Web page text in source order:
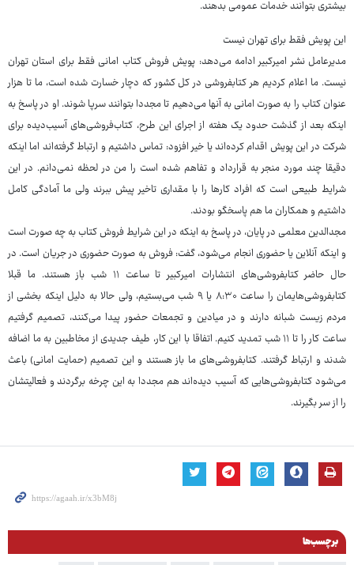
بیشتری بتوانند خدمات عمومی بدهند.
این پویش فقط برای تهران نیست
مدیرعامل نشر امیرکبیر ادامه می‌دهد: پویش فروش کتاب امانی فقط برای استان تهران
نیست. ما اعلام کردیم هر کتابفروشی در کل کشور که دچار خسارت شده است، ما تا هزار
عنوان کتاب را به صورت امانی به آنها می‌دهیم تا مجددا بتوانند سرپا شوند. او در پاسخ به
اینکه بعد از گذشت حدود یک هفته از اجرای این طرح، کتاب‌فروشی‌های آسیب‌دیده برای
شرکت در این پویش اقدام کرده‌اند یا خیر افزود: تماس داشتیم و ارتباط گرفته‌اند اما اینکه
دقیقا چند مورد منجر به قرارداد و تفاهم شده است را من در لحظه نمی‌دانم. در این
شرایط طبیعی است که افراد کارها را با مقداری تاخیر پیش ببرند ولی ما آمادگی کامل
داشتیم و همکاران ما هم پاسخگو بودند.
مجدالدین معلمی در پایان، در پاسخ به اینکه در این شرایط فروش کتاب به چه صورت است
و اینکه آنلاین یا حضوری انجام می‌شود، گفت: فروش به صورت حضوری در جریان است. در
حال حاضر کتابفروشی‌های انتشارات امیرکبیر تا ساعت ۱۱ شب باز هستند. ما قبلا
کتابفروشی‌هایمان را ساعت ۸:۳۰ یا ۹ شب می‌بستیم، ولی حالا به دلیل اینکه بخشی از
مردم زیست شبانه دارند و در میادین و تجمعات حضور پیدا می‌کنند، تصمیم گرفتیم
ساعت کار را تا ۱۱ شب تمدید کنیم. اتفاقا با این کار، طیف جدیدی از مخاطبین به ما اضافه
شدند و ارتباط گرفتند. کتابفروشی‌های ما باز هستند و این تصمیم (حمایت امانی) باعث
می‌شود کتابفروشی‌هایی که آسیب دیده‌اند هم مجددا به این چرخه برگردند و فعالیتشان
را از سر بگیرند.
برچسب‌ها